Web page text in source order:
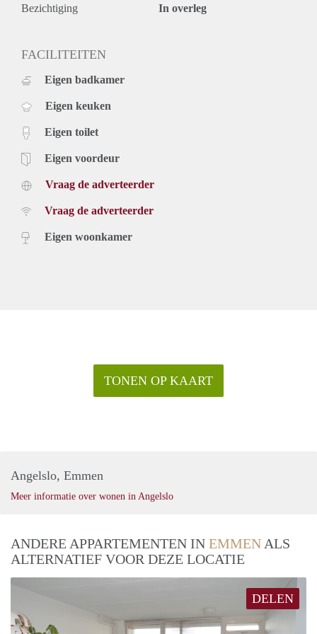
Bezichtiging In overleg
FACILITEITEN
Eigen badkamer
Eigen keuken
Eigen toilet
Eigen voordeur
Vraag de adverteerder
Vraag de adverteerder
Eigen woonkamer
TONEN OP KAART
Angelslo, Emmen
Meer informatie over wonen in Angelslo
ANDERE APPARTEMENTEN IN EMMEN ALS
ALTERNATIEF VOOR DEZE LOCATIE
DELEN